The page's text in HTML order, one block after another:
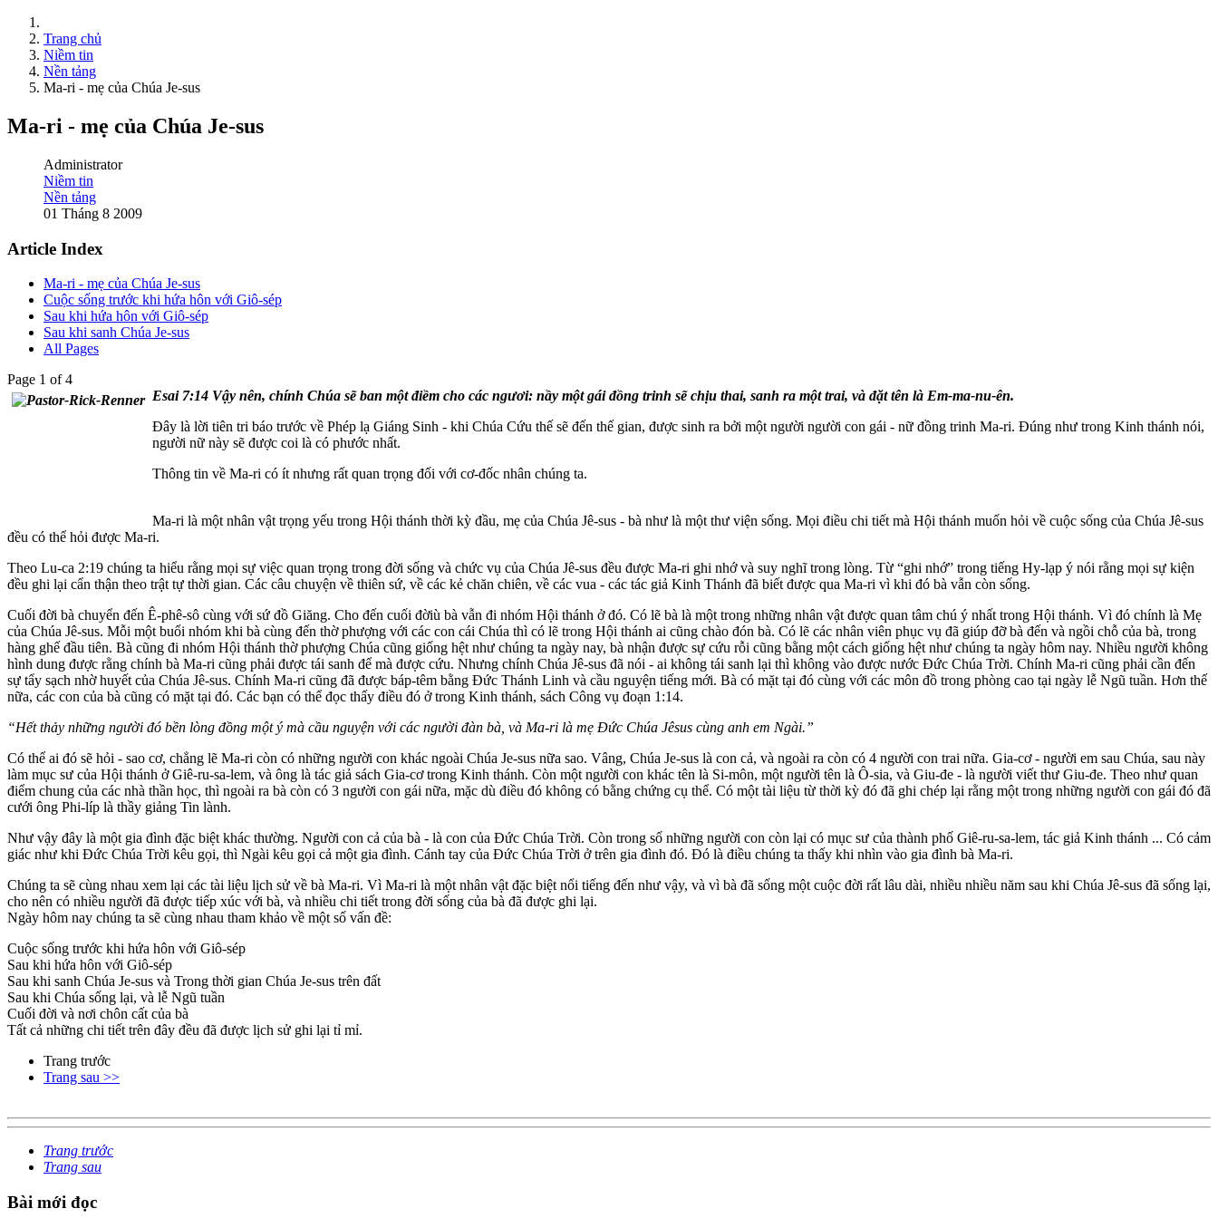
Trang chủ
Niềm tin
Nền tảng
Ma-ri - mẹ của Chúa Je-sus
Ma-ri - mẹ của Chúa Je-sus
Administrator
Niềm tin
Nền tảng
01 Tháng 8 2009
Article Index
Ma-ri - mẹ của Chúa Je-sus
Cuộc sống trước khi hứa hôn với Giô-sép
Sau khi hứa hôn với Giô-sép
Sau khi sanh Chúa Je-sus
All Pages
Page 1 of 4
Esai 7:14 Vậy nên, chính Chúa sẽ ban một điềm cho các ngươi: nầy một gái đồng trinh sẽ chịu thai, sanh ra một trai, và đặt tên là Em-ma-nu-ên.
Đây là lời tiên tri báo trước về Phép lạ Giáng Sinh - khi Chúa Cứu thế sẽ đến thế gian, được sinh ra bởi một người người con gái - nữ đồng trinh Ma-ri. Đúng như trong Kinh thánh nói,
người nữ này sẽ được coi là có phước nhất.
Thông tin về Ma-ri có ít nhưng rất quan trọng đối với cơ-đốc nhân chúng ta.
Ma-ri là một nhân vật trọng yếu trong Hội thánh thời kỳ đầu, mẹ của Chúa Jê-sus - bà như là một thư viện sống. Mọi điều chi tiết mà Hội thánh muốn hỏi về cuộc sống của Chúa Jê-sus
đều có thể hỏi được Ma-ri.
Theo Lu-ca 2:19 chúng ta hiểu rằng mọi sự việc quan trọng trong đời sống và chức vụ của Chúa Jê-sus đều được Ma-ri ghi nhớ và suy nghĩ trong lòng. Từ “ghi nhớ” trong tiếng Hy-lạp ý nói rằng mọi sự kiện
đều ghi lại cẩn thận theo trật tự thời gian. Các câu chuyện về thiên sứ, về các kẻ chăn chiên, về các vua - các tác giả Kinh Thánh đã biết được qua Ma-ri vì khi đó bà vẫn còn sống.
Cuối đời bà chuyển đến Ê-phê-sô cùng với sứ đồ Giăng. Cho đến cuối đờiù bà vẫn đi nhóm Hội thánh ở đó. Có lẽ bà là một trong những nhân vật được quan tâm chú ý nhất trong Hội thánh. Vì đó chính là Mẹ
của Chúa Jê-sus. Mỗi một buổi nhóm khi bà cùng đến thờ phượng với các con cái Chúa thì có lẽ trong Hội thánh ai cũng chào đón bà. Có lẽ các nhân viên phục vụ đã giúp đỡ bà đến và ngồi chỗ của bà, trong
hàng ghế đầu tiên. Bà cũng đi nhóm Hội thánh thờ phượng Chúa cũng giống hệt như chúng ta ngày nay, bà nhận được sự cứu rỗi cũng bằng một cách giống hệt như chúng ta ngày hôm nay. Nhiều người không
hình dung được rằng chính bà Ma-ri cũng phải được tái sanh để mà được cứu. Nhưng chính Chúa Jê-sus đã nói - ai không tái sanh lại thì không vào được nước Đức Chúa Trời. Chính Ma-ri cũng phải cần đến
sự tẩy sạch nhờ huyết của Chúa Jê-sus. Chính Ma-ri cũng đã được báp-têm bằng Đức Thánh Linh và cầu nguyện tiếng mới. Bà có mặt tại đó cùng với các môn đồ trong phòng cao tại ngày lễ Ngũ tuần. Hơn thế
nữa, các con của bà cũng có mặt tại đó. Các bạn có thể đọc thấy điều đó ở trong Kinh thánh, sách Công vụ đoạn 1:14.
“Hết thảy những người đó bền lòng đồng một ý mà cầu nguyện với các người đàn bà, và Ma-ri là mẹ Đức Chúa Jêsus cùng anh em Ngài.”
Có thể ai đó sẽ hỏi - sao cơ, chẳng lẽ Ma-ri còn có những người con khác ngoài Chúa Je-sus nữa sao. Vâng, Chúa Je-sus là con cả, và ngoài ra còn có 4 người con trai nữa. Gia-cơ - người em sau Chúa, sau này
làm mục sư của Hội thánh ở Giê-ru-sa-lem, và ông là tác giả sách Gia-cơ trong Kinh thánh. Còn một người con khác tên là Si-môn, một người tên là Ô-sia, và Giu-đe - là người viết thư Giu-đe. Theo như quan
điểm chung của các nhà thần học, thì ngoài ra bà còn có 3 người con gái nữa, mặc dù điều đó không có bằng chứng cụ thể. Có một tài liệu từ thời kỳ đó đã ghi chép lại rằng một trong những người con gái đó đã
cưới ông Phi-líp là thầy giảng Tin lành.
Như vậy đây là một gia đình đặc biệt khác thường. Người con cả của bà - là con của Đức Chúa Trời. Còn trong số những người con còn lại có mục sư của thành phố Giê-ru-sa-lem, tác giả Kinh thánh ... Có cảm
giác như khi Đức Chúa Trời kêu gọi, thì Ngài kêu gọi cả một gia đình. Cánh tay của Đức Chúa Trời ở trên gia đình đó. Đó là điều chúng ta thấy khi nhìn vào gia đình bà Ma-ri.
Chúng ta sẽ cùng nhau xem lại các tài liệu lịch sử về bà Ma-ri. Vì Ma-ri là một nhân vật đặc biệt nổi tiếng đến như vậy, và vì bà đã sống một cuộc đời rất lâu dài, nhiều nhiều năm sau khi Chúa Jê-sus đã sống lại,
cho nên có nhiều người đã được tiếp xúc với bà, và nhiều chi tiết trong đời sống của bà đã được ghi lại.
Ngày hôm nay chúng ta sẽ cùng nhau tham khảo về một số vấn đề:
Cuộc sống trước khi hứa hôn với Giô-sép
Sau khi hứa hôn với Giô-sép
Sau khi sanh Chúa Je-sus và Trong thời gian Chúa Je-sus trên đất
Sau khi Chúa sống lại, và lễ Ngũ tuần
Cuối đời và nơi chôn cất của bà
Tất cả những chi tiết trên đây đều đã được lịch sử ghi lại tỉ mỉ.
Trang trước
Trang sau >>
Trang trước
Trang sau
Bài mới đọc